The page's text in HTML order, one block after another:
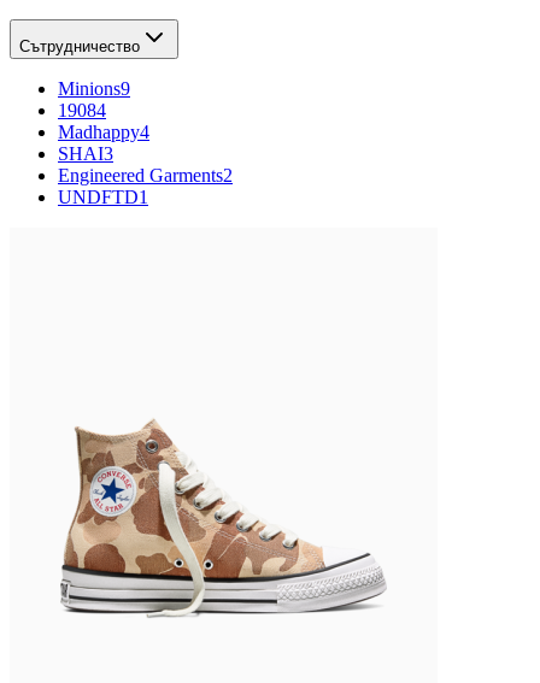
Сътрудничество
Minions9
19084
Madhappy4
SHAI3
Engineered Garments2
UNDFTD1